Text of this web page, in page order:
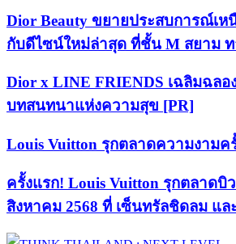
Dior Beauty ขยายประสบการณ์เ
กับดีไซน์ใหม่ล่าสุด ที่ชั้น M สยาม
Dior x LINE FRIENDS เฉลิมฉล
บทสนทนาแห่งความสุข [PR]
Louis Vuitton รุกตลาดความงามค
ครั้งแรก! Louis Vuitton รุกตลาดบิ
สิงหาคม 2568 ที่ เซ็นทรัลชิดลม แล